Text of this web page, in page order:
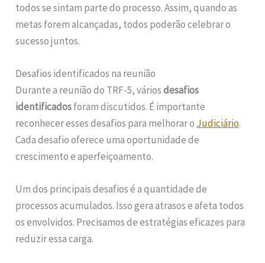
todos se sintam parte do processo. Assim, quando as
metas forem alcançadas, todos poderão celebrar o
sucesso juntos.
Desafios identificados na reunião
Durante a reunião do TRF-5, váriosdesafios
identificadosforam discutidos. É importante
reconhecer esses desafios para melhorar o Judiciário.
Cada desafio oferece uma oportunidade de
crescimento e aperfeiçoamento.
Um dos principais desafios é a quantidade de
processos acumulados. Isso gera atrasos e afeta todos
os envolvidos. Precisamos de estratégias eficazes para
reduzir essa carga.